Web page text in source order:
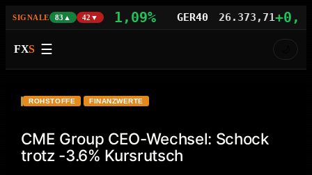
SIGNALE 83▲ 42▼
29.742,21+1,09% GER40 26.373,71 +0,77%
FXS ☰
CME
ROHSTOFFE FINANZWERTE
CME Group CEO-Wechsel: Schock
trotz -3.6% Kursrutsch